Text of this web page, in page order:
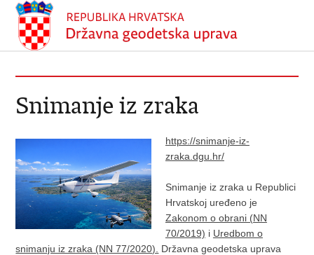
Snimanje iz zraka
https://snimanje-iz-
zraka.dgu.hr/
Snimanje iz zraka u Republici
Hrvatskoj uređeno je
Zakonom o obrani (NN
70/2019) i Uredbom o
snimanju iz zraka (NN 77/2020).
Državna geodetska uprava